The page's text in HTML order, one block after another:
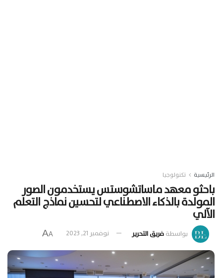
الرئيسية تكنولوجيا
باحثو معهد ماساتشوستس يستخدمون الصور
المولدة بالذكاء الاصطناعي لتحسين نماذج التعلم
الآلي
بواسطةفريق التحرير نوفمبر 21, 2023 A
A